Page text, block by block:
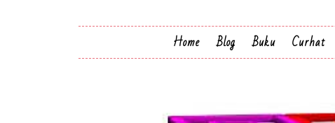
Home Blog Buku Curhat